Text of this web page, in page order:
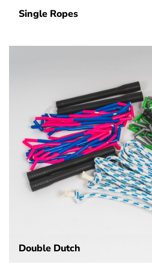
Single Ropes
Double Dutch